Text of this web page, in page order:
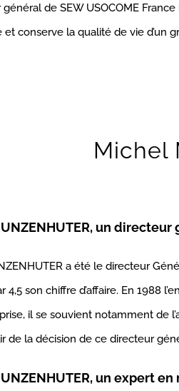
de SEW USOCOME
et conserve la qualité de vie d’un
Michel
un
a été le directeur
4,5 son chiffre d’affaire. En 1988
il se souvient notamment de
de la décision de ce directeur
un expert